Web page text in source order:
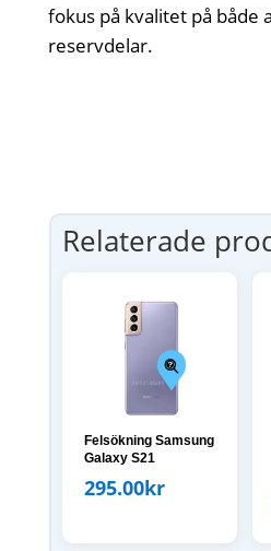
fokus på kvalitet på både
reservdelar.
Relaterade
Felsökning Samsung
Galaxy S21
295.00kr